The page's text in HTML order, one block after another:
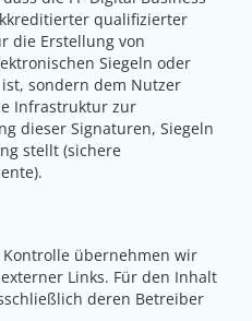
qualifizierter
die Erstellung von
Siegeln oder
sondern dem Nutzer
Infrastruktur zur
dieser Signaturen, Siegeln
stellt (sichere
übernehmen wir
Links. Für den Inhalt
deren Betreiber